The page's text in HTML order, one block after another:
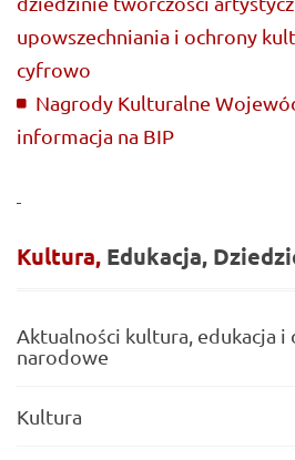
upowszechniania i ochrony
cyfrowo
Nagrody Kulturalne
informacja na BIP
Kultura, Edukacja,
Aktualności kultura, edukacja i
narodowe
Kultura